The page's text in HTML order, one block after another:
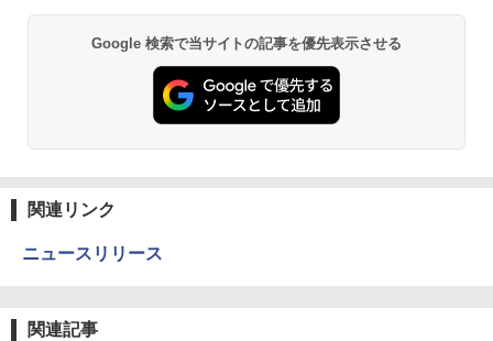
Google 検索で当サイトの記事を優先表示させる
関連リンク
ニュースリリース
関連記事